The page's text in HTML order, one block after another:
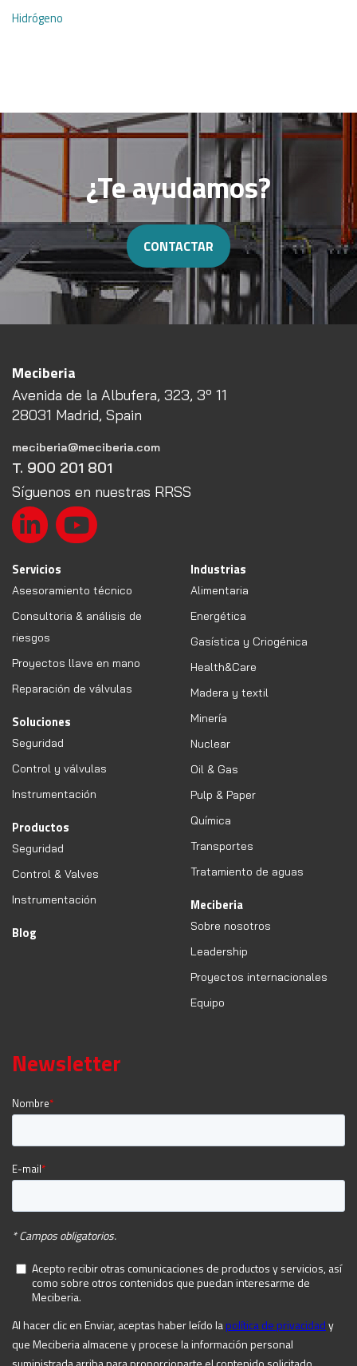
Hidrógeno
¿Te ayudamos?
CONTACTAR
Meciberia
Avenida de la Albufera, 323, 3º 11
28031 Madrid, Spain
meciberia@meciberia.com
T. 900 201 801
Síguenos en nuestras RRSS
Servicios
Asesoramiento técnico
Consultoria & análisis de
riesgos
Proyectos llave en mano
Reparación de válvulas
Soluciones
Seguridad
Control y válvulas
Instrumentación
Productos
Seguridad
Control & Valves
Instrumentación
Blog
Industrias
Alimentaria
Energética
Gasística y Criogénica
Health&Care
Madera y textil
Minería
Nuclear
Oil & Gas
Pulp & Paper
Química
Transportes
Tratamiento de aguas
Meciberia
Sobre nosotros
Leadership
Proyectos internacionales
Equipo